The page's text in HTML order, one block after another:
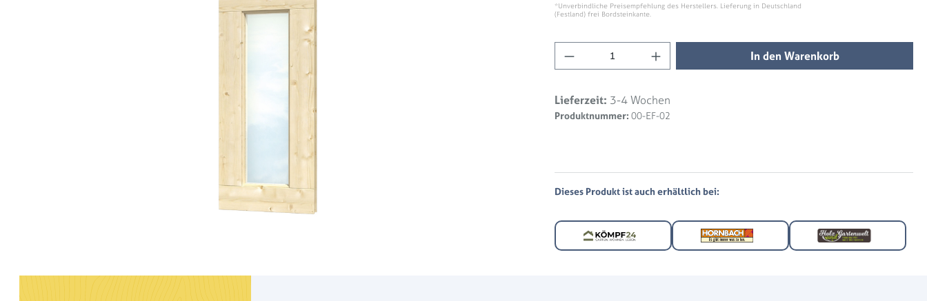
*Unverbindliche Preisempfehlung des Herstellers. Lieferung in Deutschland
(Festland) frei Bordsteinkante.
Produkt Anzahl: Gib den gewünschten Wert ein
In den Warenkorb
Lieferzeit: 3-4 Wochen
Produktnummer: 00-EF-02
Dieses Produkt ist auch erhältlich bei: